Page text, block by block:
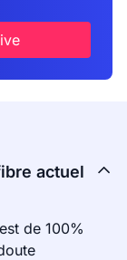
actuel
de 100%